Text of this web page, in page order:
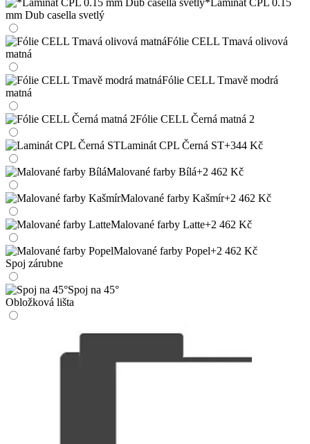
mm Dub casella svetlý
Fólie CELL Tmavá olivová
matná
Fólie CELL Tmavě modrá
matná
Fólie CELL Černá matná 2
Laminát CPL Černá ST+344 Kč
Malované farby Bílá+2 462 Kč
Malované farby Kašmír+2 462 Kč
Malované farby Latte+2 462 Kč
Malované farby Popel+2 462 Kč
Spoj zárubne
Spoj na 45°
Obložková lišta